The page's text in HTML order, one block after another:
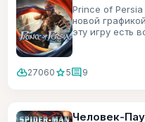
Prince of Persia
новой
эту игру есть
cloud_download27060 star5comment9
Человек-